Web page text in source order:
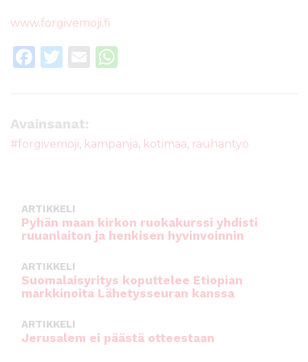
www.forgivemoji.fi
F
e
b
k
T
te
r
E
A
Avainsanat:
#forgivemoji, kampanja, kotimaa, rauhantyö
ARTIKKELI
Pyhän maan kirkon ruokakurssi yhdisti
ruuanlaiton ja henkisen hyvinvoinnin
ARTIKKELI
Suomalaisyritys koputtelee Etiopian
markkinoita Lähetysseuran kanssa
ARTIKKELI
Jerusalem ei päästä otteestaan